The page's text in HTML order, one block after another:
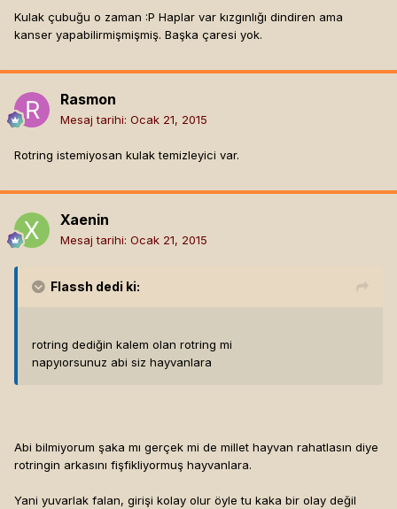
Kulak çubuğu o zaman :P Haplar var kızgınlığı dindiren ama
kanser yapabilirmişmişmiş. Başka çaresi yok.
Rasmon
Mesaj tarihi: Ocak 21, 2015
Rotring istemiyosan kulak temizleyici var.
Xaenin
Mesaj tarihi: Ocak 21, 2015
Flassh dedi ki:
rotring dediğin kalem olan rotring mi
napyıorsunuz abi siz hayvanlara
Abi bilmiyorum şaka mı gerçek mi de millet hayvan rahatlasın diye
rotringin arkasını fişfikliyormuş hayvanlara.
Yani yuvarlak falan, girişi kolay olur öyle tu kaka bir olay değil